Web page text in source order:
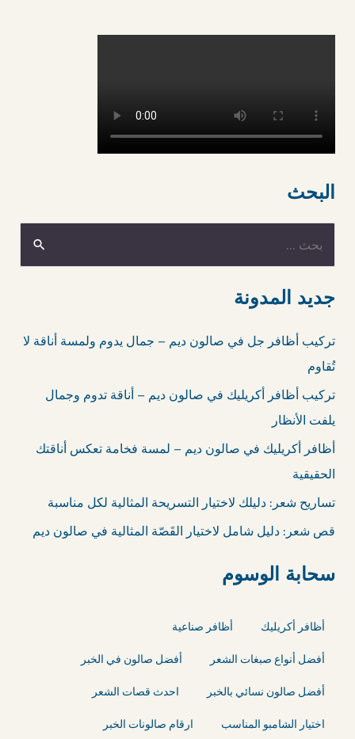
البحث
ل
ب
ث
ع
ن
:
جديد المدونة
تركيب أظافر جل في صالون ديم – جمال يدوم ولمسة أناقة لا
تُقاوم
تركيب أظافر أكريليك في صالون ديم – أناقة تدوم وجمال
يلفت الأنظار
أظافر أكريليك في صالون ديم – لمسة فخامة تعكس أناقتك
الحقيقية
تساريح شعر: دليلك لاختيار التسريحة المثالية لكل مناسبة
قص شعر: دليل شامل لاختيار القَصّة المثالية في صالون ديم
سحابة الوسوم
أظافر أكريليك
أظافر صناعية
أفضل أنواع صبغات الشعر
أفضل صالون في الخبر
أفضل صالون نسائي بالخبر
احدث قصات الشعر
اختيار الشامبو المناسب
ارقام صالونات الخبر